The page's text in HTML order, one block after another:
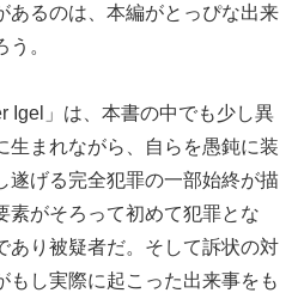
あるのは、本編がとっぴな出来
。
Igel」は、本書の中でも少し異
生まれながら、自らを愚鈍に装
遂げる完全犯罪の一部始終が描
素がそろって初めて犯罪とな
あり被疑者だ。そして訴状の対
もし実際に起こった出来事をも